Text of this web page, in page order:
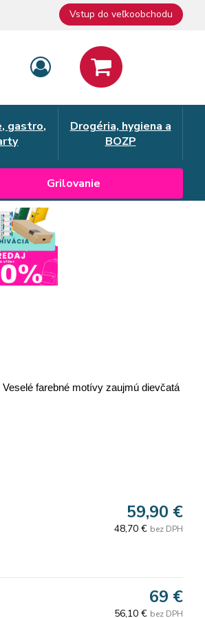
Vstup do veľkoobchodu
gastro,
Drogéria, hygiena a
BOZP
Grilovanie
farebné motívy zaujmú dievčatá
59,90 €
48,70 € bez DPH
69 €
56,10 € bez DPH